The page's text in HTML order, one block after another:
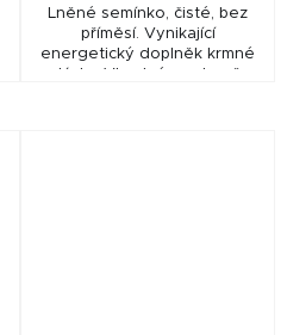
Lněné semínko, čisté, bez
příměsí. Vynikající
energetický doplněk krmné